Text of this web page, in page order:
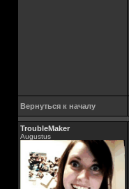
Вернуться к началу
TroubleMaker
Augustus